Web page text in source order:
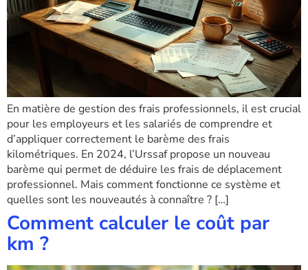
En matière de gestion des frais professionnels, il est crucial
pour les employeurs et les salariés de comprendre et
d’appliquer correctement le barème des frais
kilométriques. En 2024, l’Urssaf propose un nouveau
barème qui permet de déduire les frais de déplacement
professionnel. Mais comment fonctionne ce système et
quelles sont les nouveautés à connaître ? […]
Comment calculer le coût par
km ?